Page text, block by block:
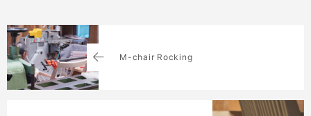
M-chair Rocking